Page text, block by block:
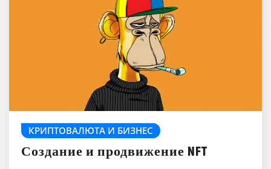
КРИПТОВАЛЮТА И БИЗНЕС
Создание и продвижение NFT